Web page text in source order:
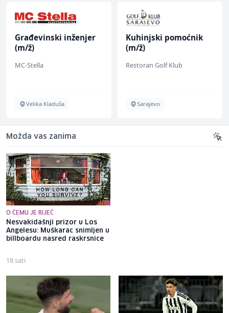
Građevinski inženjer
(m/ž)
MC-Stella
Velika Kladuša
Kuhinjski pomoćnik
(m/ž)
Restoran Golf Klub
Sarajevo
Možda vas zanima
O ČEMU JE RIJEČ
Nesvakidašnji prizor u Los
Angelesu: Muškarac snimljen u
billboardu nasred raskrsnice
18 sati